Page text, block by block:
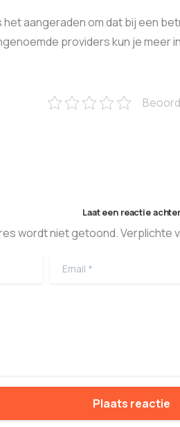
het aangeraden om dat bij een
providers kun je meer
Laat een reactie
wordt niet getoond. Verplichte
Email